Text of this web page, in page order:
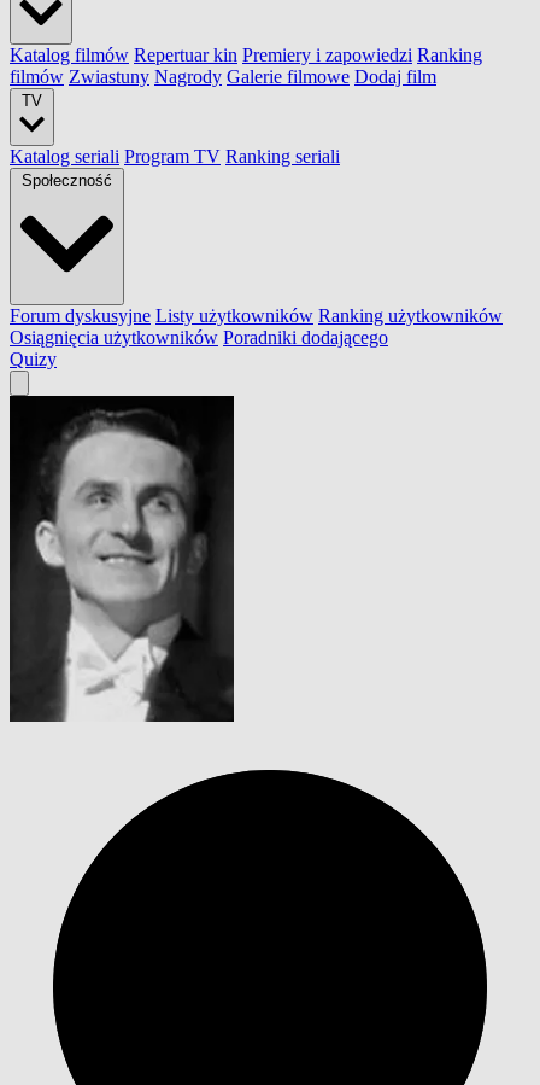
Katalog filmów Repertuar kin Premiery i zapowiedzi Ranking
filmów Zwiastuny Nagrody Galerie filmowe Dodaj film
TV
Katalog seriali Program TV Ranking seriali
Społeczność
Forum dyskusyjne Listy użytkowników Ranking użytkowników
Osiągnięcia użytkowników Poradniki dodającego
Quizy